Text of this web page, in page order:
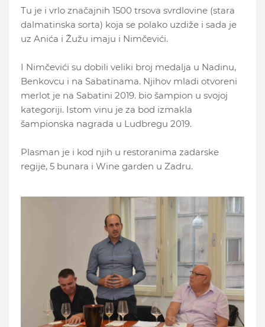
Tu je i vrlo značajnih 1500 trsova svrdlovine (stara
dalmatinska sorta) koja se polako uzdiže i sada je
uz Anića i Žužu imaju i Nimčevići.
I Nimčevići su dobili veliki broj medalja u Nadinu,
Benkovcu i na Sabatinama. Njihov mladi otvoreni
merlot je na Sabatini 2019. bio šampion u svojoj
kategoriji. Istom vinu je za bod izmakla
šampionska nagrada u Ludbregu 2019.
Plasman je i kod njih u restoranima zadarske
regije, 5 bunara i Wine garden u Zadru.